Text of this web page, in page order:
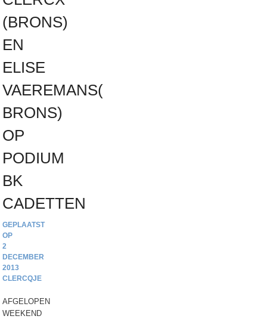
(BRONS)
EN
ELISE
VAEREMANS(
BRONS)
OP
PODIUM
BK
CADETTEN
2
DECEMBER
2013
CLERCQJE
AFGELOPEN
WEEKEND